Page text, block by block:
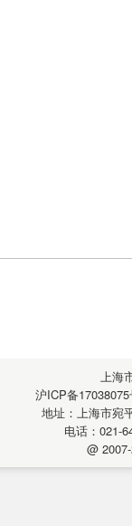
上海
沪ICP备
地址：上海市宛
电话：021-
@